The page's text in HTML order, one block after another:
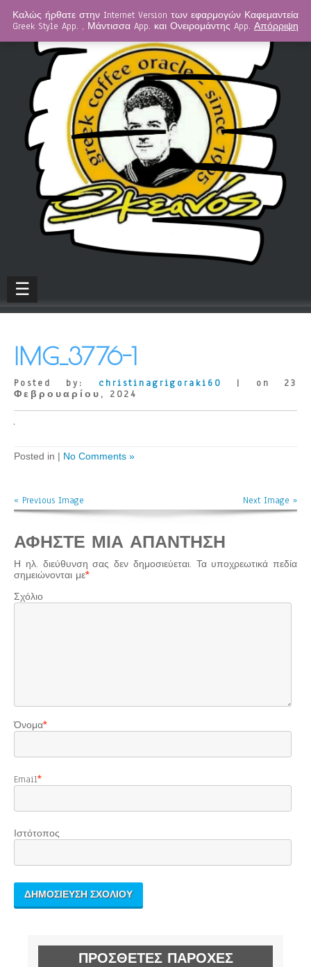
☰
IMG_3776-1
Posted by: christinagrigoraki60
| on 23
Φεβρουαρίου, 2024
Posted in | No Comments »
« Previous Image Next Image »
ΑΦΉΣΤΕ ΜΙΑ ΑΠΆΝΤΗΣΗ
Η ηλ. διεύθυνση σας δεν δημοσιεύεται. Τα υποχρεωτικά πεδία
σημειώνονται με*
Σχόλιο
Όνομα*
Email*
Ιστότοπος
ΠΡΌΣΘΕΤΕΣ ΠΑΡΟΧΈΣ
Καλώς ήρθατε στην Internet Version των εφαρμογών Καφεμαντεία
Greek Style App. , Μάντισσα App. και Ονειρομάντης App. Απόρριψη